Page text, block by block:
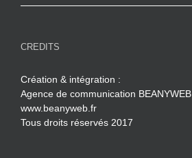
CREDITS
Création & intégration :
Agence de communication BEANYWEB
www.beanyweb.fr
Tous droits réservés 2017